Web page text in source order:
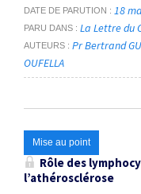
DATE DE PARUTION 18
PARU DANS La Lettre du
AUTEURS Pr Bertrand
OUFELLA
Mise au point
Rôle des
l’athérosclérose